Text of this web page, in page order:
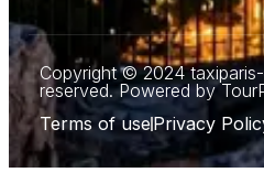
Copyright © 2024
reserved. Powered by
Terms of usePrivacy